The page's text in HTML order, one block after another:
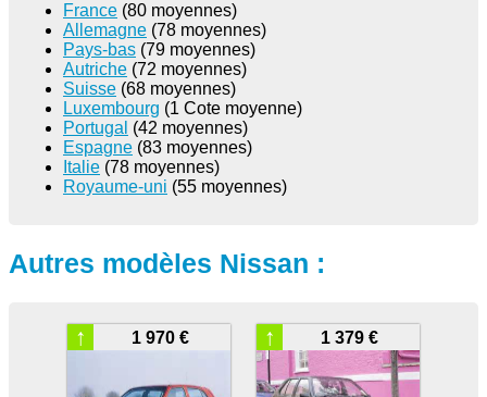
France (80 moyennes)
Allemagne (78 moyennes)
Pays-bas (79 moyennes)
Autriche (72 moyennes)
Suisse (68 moyennes)
Luxembourg (1 Cote moyenne)
Portugal (42 moyennes)
Espagne (83 moyennes)
Italie (78 moyennes)
Royaume-uni (55 moyennes)
Autres modèles Nissan :
1 970 €
↑ 1 379 €
↑